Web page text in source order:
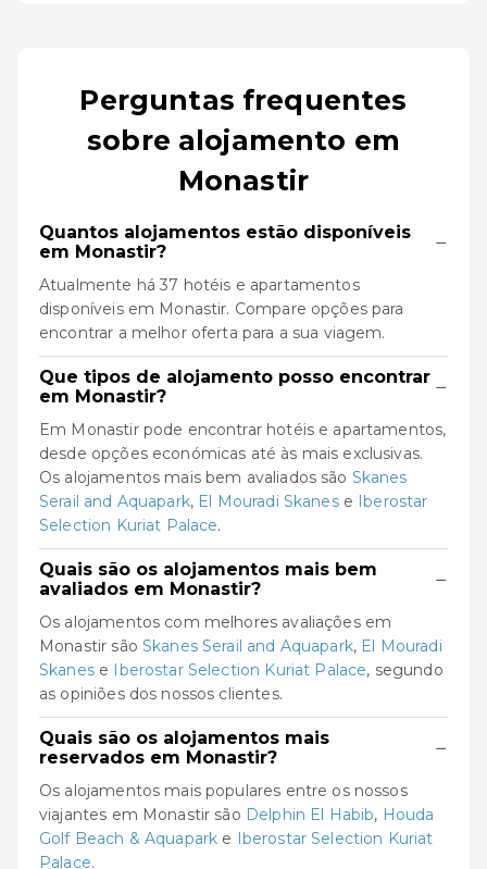
Perguntas frequentes
sobre alojamento em
Monastir
Quantos alojamentos estão disponíveis
em Monastir?
−
Atualmente há 37 hotéis e apartamentos
disponíveis em Monastir. Compare opções para
encontrar a melhor oferta para a sua viagem.
Que tipos de alojamento posso encontrar
em Monastir?
−
Em Monastir pode encontrar hotéis e apartamentos,
desde opções económicas até às mais exclusivas.
Os alojamentos mais bem avaliados são Skanes
Serail and Aquapark, El Mouradi Skanese Iberostar
Selection Kuriat Palace.
Quais são os alojamentos mais bem
avaliados em Monastir?
−
Os alojamentos com melhores avaliações em
Monastir são Skanes Serail and Aquapark, El Mouradi
Skanese Iberostar Selection Kuriat Palace, segundo
as opiniões dos nossos clientes.
Quais são os alojamentos mais
reservados em Monastir?
−
Os alojamentos mais populares entre os nossos
viajantes em Monastir são Delphin El Habib, Houda
Golf Beach & Aquapark e Iberostar Selection Kuriat
Palace.